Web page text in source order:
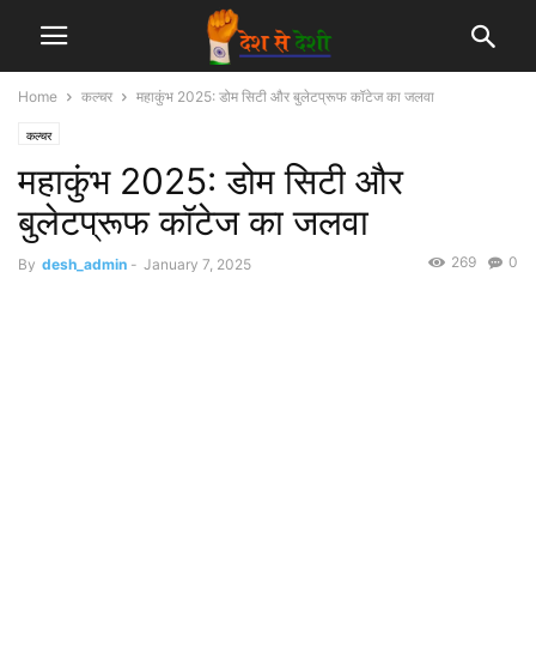
Home कल्चर महाकुंभ 2025: डोम सिटी और बुलेटप्रूफ कॉटेज का जलवा
कल्चर
महाकुंभ 2025: डोम सिटी और
बुलेटप्रूफ कॉटेज का जलवा
By desh_admin - January 7, 2025 0
269